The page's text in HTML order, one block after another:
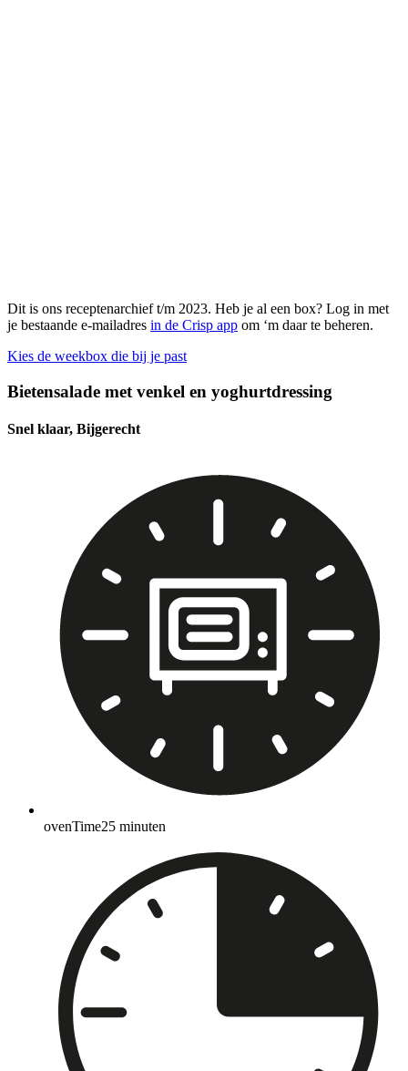
Dit is ons receptenarchief t/m 2023. Heb je al een box? Log in met
je bestaande e-mailadres in de Crisp app om ‘m daar te beheren.
Kies de weekbox die bij je past
Bietensalade met venkel en yoghurtdressing
Snel klaar, Bijgerecht
ovenTime25 minuten